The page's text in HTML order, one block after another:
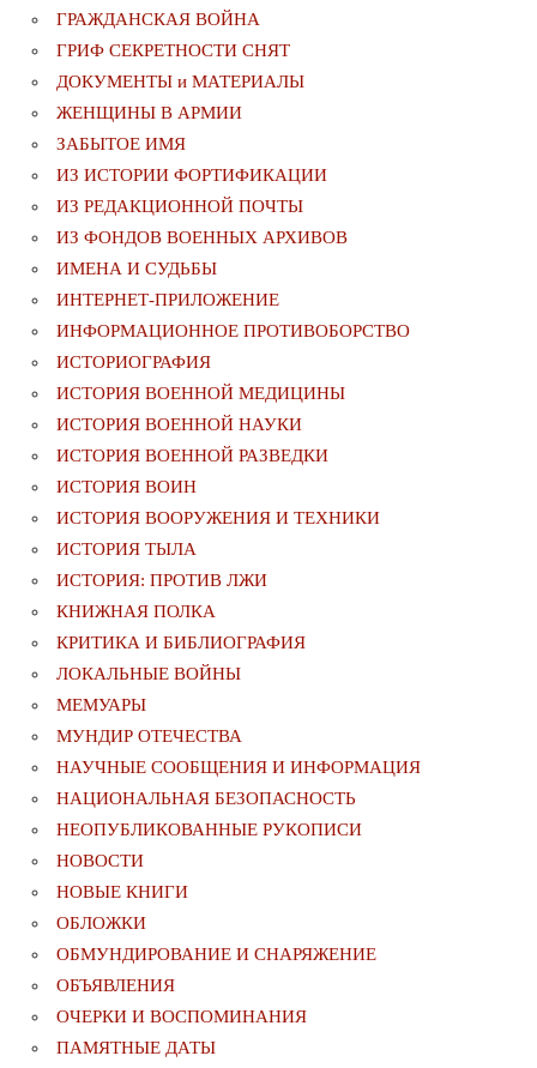
ГРАЖДАНСКАЯ ВОЙНА
ГРИФ СЕКРЕТНОСТИ СНЯТ
ДОКУМЕНТЫ и МАТЕРИАЛЫ
ЖЕНЩИНЫ В АРМИИ
ЗАБЫТОЕ ИМЯ
ИЗ ИСТОРИИ ФОРТИФИКАЦИИ
ИЗ РЕДАКЦИОННОЙ ПОЧТЫ
ИЗ ФОНДОВ ВОЕННЫХ АРХИВОВ
ИМЕНА И СУДЬБЫ
ИНТЕРНЕТ-ПРИЛОЖЕНИЕ
ИНФОРМАЦИОННОЕ ПРОТИВОБОРСТВО
ИСТОРИОГРАФИЯ
ИСТОРИЯ ВОЕННОЙ МЕДИЦИНЫ
ИСТОРИЯ ВОЕННОЙ НАУКИ
ИСТОРИЯ ВОЕННОЙ РАЗВЕДКИ
ИСТОРИЯ ВОИН
ИСТОРИЯ ВООРУЖЕНИЯ И ТЕХНИКИ
ИСТОРИЯ ТЫЛА
ИСТОРИЯ: ПРОТИВ ЛЖИ
КНИЖНАЯ ПОЛКА
КРИТИКА И БИБЛИОГРАФИЯ
ЛОКАЛЬНЫЕ ВОЙНЫ
МЕМУАРЫ
МУНДИР ОТЕЧЕСТВА
НАУЧНЫЕ СООБЩЕНИЯ И ИНФОРМАЦИЯ
НАЦИОНАЛЬНАЯ БЕЗОПАСНОСТЬ
НЕОПУБЛИКОВАННЫЕ РУКОПИСИ
НОВОСТИ
НОВЫЕ КНИГИ
ОБЛОЖКИ
ОБМУНДИРОВАНИЕ И СНАРЯЖЕНИЕ
ОБЪЯВЛЕНИЯ
ОЧЕРКИ И ВОСПОМИНАНИЯ
ПАМЯТНЫЕ ДАТЫ